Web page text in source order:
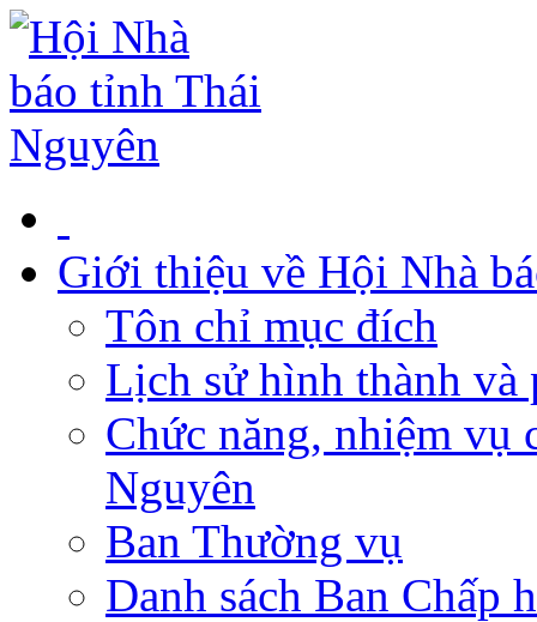
Giới thiệu về Hội Nhà
Tôn chỉ mục đích
Lịch sử hình thành và
Chức năng, nhiệm vụ
Nguyên
Ban Thường vụ
Danh sách Ban Chấp